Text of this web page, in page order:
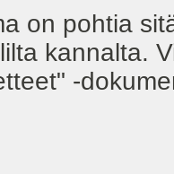
on pohtia
kannalta.
-